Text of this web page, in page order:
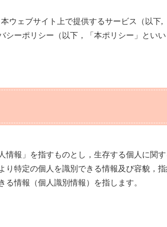
ウェブサイト上で提供するサービス（以下
ーポリシー（以下，「本ポリシー」といい
情報」を指すものとし，生存する個人に関
り特定の個人を識別できる情報及び容貌，
情報（個人識別情報）を指します。